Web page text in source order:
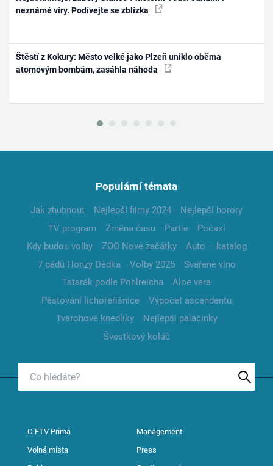
neznámé víry. Podívejte se zblízka
Štěstí z Kokury: Město velké jako Plzeň uniklo oběma
atomovým bombám, zasáhla náhoda
Populární témata
Jak zhubnout Nejlepší filmy 2024
Nejlepší horory
TV program
Změna času Partie
Počasí
Kdy budou volby
ZOO Nové začátky
Auto – katalog
7 pádů Honzy Dědka
Volby 2025
Svařené víno
Tatarák podle Pohlreicha
Aloe vera
Pěstování lichořeřišnice
Výpočet ascendentu
Tvarohové knedlíky
Nejlepší palačinky
Švestkový koláč
O FTV Prima Management
Volná místa Press